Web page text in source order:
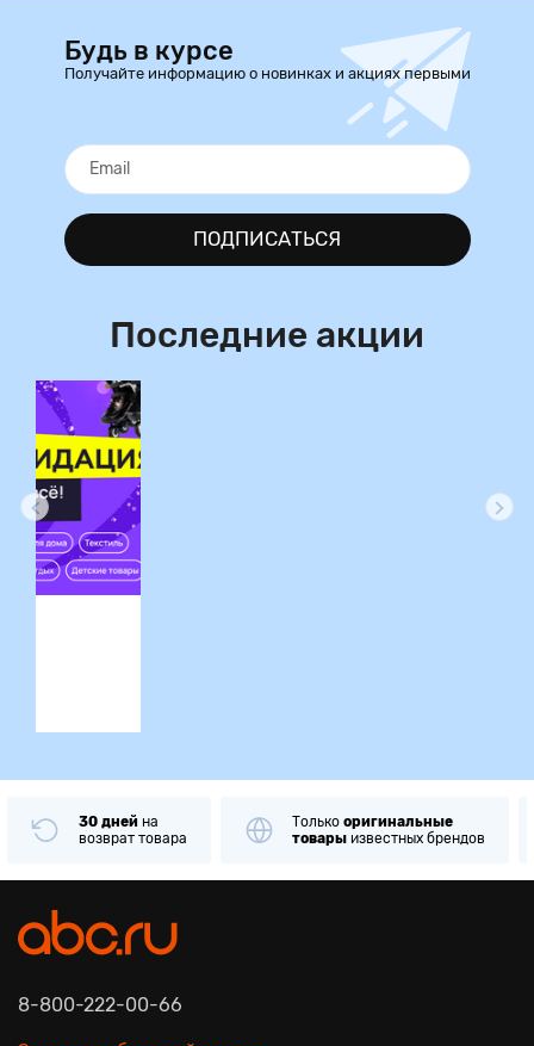
Будь в курсе
Получайте информацию о новинках и акциях первыми
ПОДПИСАТЬСЯ
Последние акции
30 дней на
возврат товара
Только оригинальные
товары известных брендов
8-800-222-00-66